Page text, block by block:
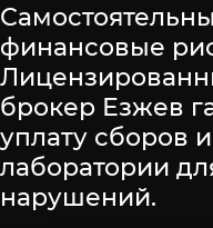
финансовые
брокер Езжев
уплату сборов
лаборатории
нарушений.